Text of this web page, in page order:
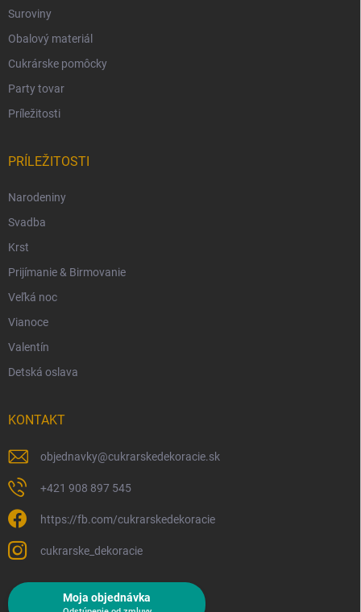
Suroviny
Obalový materiál
Cukrárske pomôcky
Party tovar
Príležitosti
PRÍLEŽITOSTI
Narodeniny
Svadba
Krst
Prijímanie & Birmovanie
Veľká noc
Vianoce
Valentín
Detská oslava
KONTAKT
objednavky@cukrarskedekoracie.sk
+421 908 897 545
https://fb.com/cukrarskedekoracie
cukrarske_dekoracie
Moja objednávka